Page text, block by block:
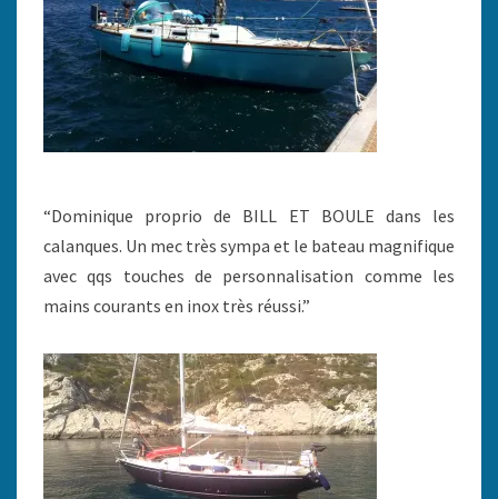
“Dominique proprio de BILL ET BOULE dans les
calanques. Un mec très sympa et le bateau magnifique
avec qqs touches de personnalisation comme les
mains courants en inox très réussi.”